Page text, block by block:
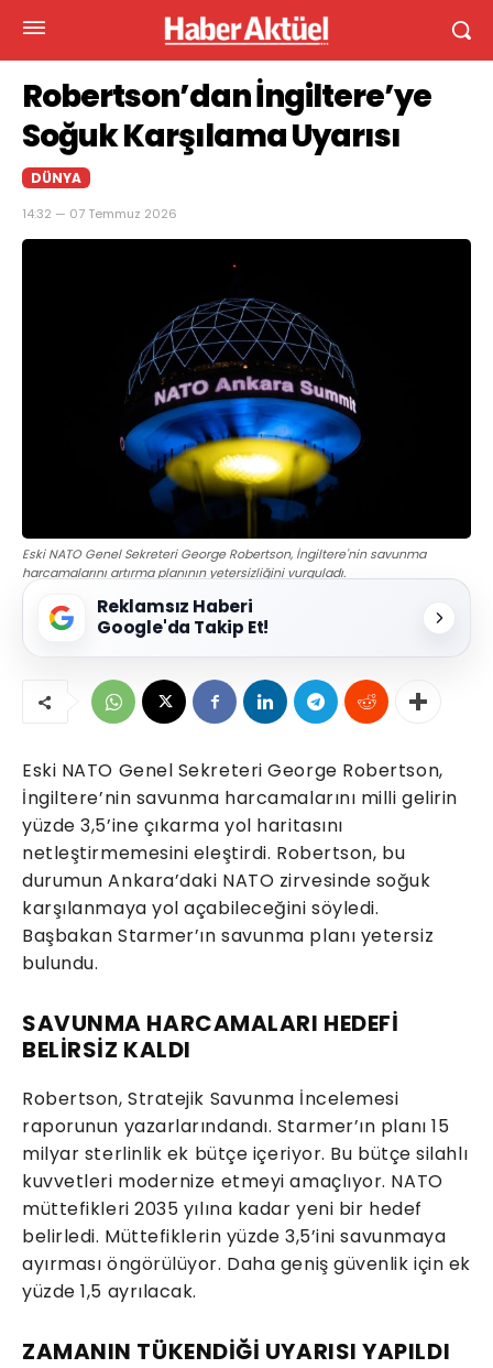
Robertson’dan İngiltere’ye
Soğuk Karşılama Uyarısı
DÜNYA
14:32 — 07 Temmuz 2026
Eski NATO Genel Sekreteri George Robertson, İngiltere'nin savunma
harcamalarını artırma planının yetersizliğini vurguladı.
Reklamsız Haberi
Google'da Takip Et!
Eski NATO Genel Sekreteri George Robertson,
İngiltere’nin savunma harcamalarını milli gelirin
yüzde 3,5’ine çıkarma yol haritasını
netleştirmemesini eleştirdi. Robertson, bu
durumun Ankara’daki NATO zirvesinde soğuk
karşılanmaya yol açabileceğini söyledi.
Başbakan Starmer’ın savunma planı yetersiz
bulundu.
SAVUNMA HARCAMALARI HEDEFİ
BELİRSİZ KALDI
Robertson, Stratejik Savunma İncelemesi
raporunun yazarlarındandı. Starmer’ın planı 15
milyar sterlinlik ek bütçe içeriyor. Bu bütçe silahlı
kuvvetleri modernize etmeyi amaçlıyor. NATO
müttefikleri 2035 yılına kadar yeni bir hedef
belirledi. Müttefiklerin yüzde 3,5’ini savunmaya
ayırması öngörülüyor. Daha geniş güvenlik için ek
yüzde 1,5 ayrılacak.
ZAMANIN TÜKENDİĞİ UYARISI YAPILDI